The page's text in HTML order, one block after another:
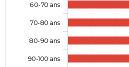
60-70 ans
70-80 ans
80-90 ans
90-100 ans